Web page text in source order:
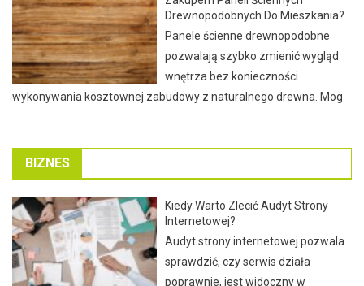
Drewnopodobnych Do Mieszkania?
Panele ścienne drewnopodobne
pozwalają szybko zmienić wygląd
wnętrza bez konieczności
wykonywania kosztownej zabudowy z naturalnego drewna. Mog
BIZNES
Kiedy Warto Zlecić Audyt Strony
Internetowej?
Audyt strony internetowej pozwala
sprawdzić, czy serwis działa
poprawnie, jest widoczny w